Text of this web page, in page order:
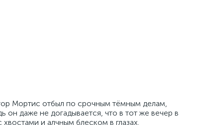
Мортис отбыл по срочным тёмным делам,
даже не догадывается, что в тот же вечер в
и алчным блеском в глазах.